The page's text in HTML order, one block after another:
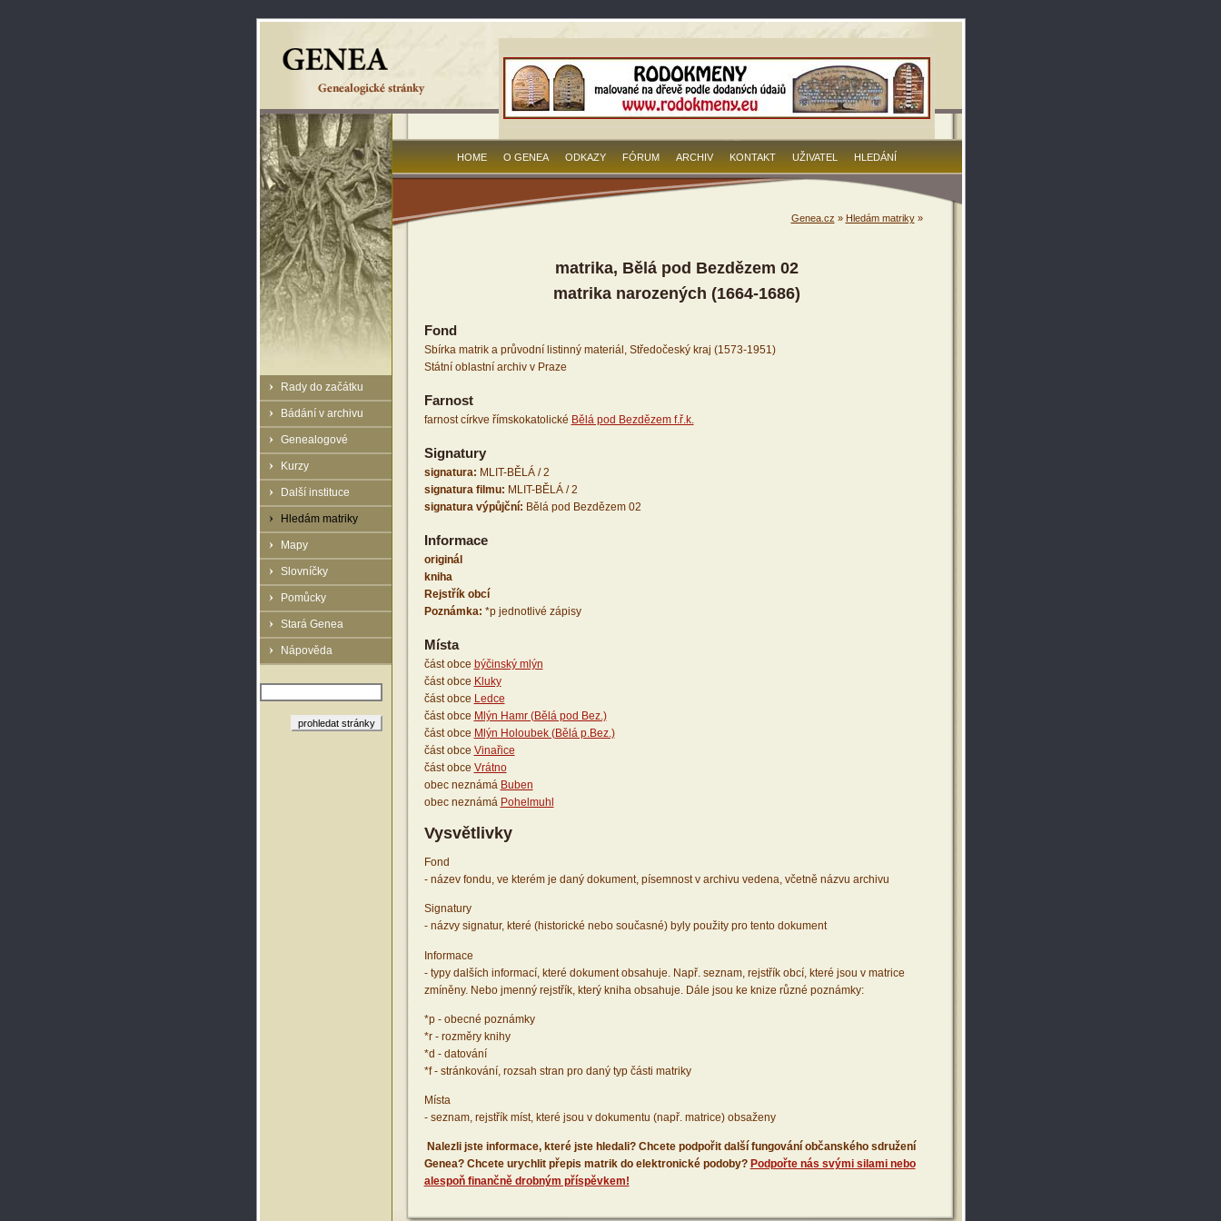
Rady do začátku
Bádání v archivu
Genealogové
Kurzy
Další instituce
Hledám matriky
Mapy
Slovníčky
Pomůcky
Stará Genea
Nápověda
HOME O GENEA ODKAZY FÓRUM ARCHIV KONTAKT UŽIVATEL HLEDÁNÍ
Genea.cz » Hledám matriky»
matrika, Bělá pod Bezdězem 02
matrika narozených (1664-1686)
Fond
Sbírka matrik a průvodní listinný materiál, Středočeský kraj (1573-1951)
Státní oblastní archiv v Praze
Farnost
farnost církve římskokatolické Bělá pod Bezdězem f.ř.k.
Signatury
signatura: MLIT-BĚLÁ / 2
signatura filmu: MLIT-BĚLÁ / 2
signatura výpůjční: Bělá pod Bezdězem 02
Informace
originál
kniha
Rejstřík obcí
Poznámka: *p jednotlivé zápisy
Místa
část obce býčinský mlýn
část obce Kluky
část obce Ledce
část obce Mlýn Hamr (Bělá pod Bez.)
část obce Mlýn Holoubek (Bělá p.Bez.)
část obce Vinařice
část obce Vrátno
obec neznámá Buben
obec neznámá Pohelmuhl
Vysvětlivky
Fond
- název fondu, ve kterém je daný dokument, písemnost v archivu vedena, včetně názvu archivu
Signatury
- názvy signatur, které (historické nebo současné) byly použity pro tento dokument
Informace
- typy dalších informací, které dokument obsahuje. Např. seznam, rejstřík obcí, které jsou v matrice
zmíněny. Nebo jmenný rejstřík, který kniha obsahuje. Dále jsou ke knize různé poznámky:
*p - obecné poznámky
*r - rozměry knihy
*d - datování
*f - stránkování, rozsah stran pro daný typ části matriky
Místa
- seznam, rejstřík míst, které jsou v dokumentu (např. matrice) obsaženy
Nalezli jste informace, které jste hledali? Chcete podpořit další fungování občanského sdružení
Genea? Chcete urychlit přepis matrik do elektronické podoby? Podpořte nás svými silami nebo
alespoň finančně drobným příspěvkem!